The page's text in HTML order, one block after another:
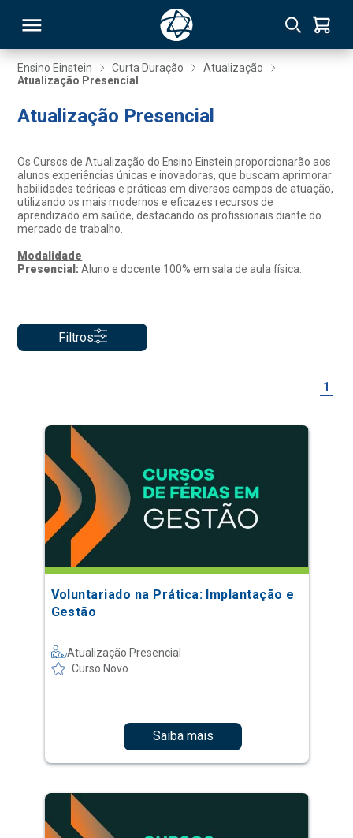
Ensino Einstein Curta Duração
Atualização
Atualização Presencial
Atualização Presencial
Os Cursos de Atualização do Ensino Einstein proporcionarão aos
alunos experiências únicas e inovadoras, que buscam aprimorar
habilidades teóricas e práticas em diversos campos de atuação,
utilizando os mais modernos e eficazes recursos de
aprendizado em saúde, destacando os profissionais diante do
mercado de trabalho.
Modalidade
Presencial:Aluno e docente 100% em sala de aula física.
Filtros
1
Voluntariado na Prática: Implantação e
Gestão
Atualização Presencial
Curso Novo
Saiba mais